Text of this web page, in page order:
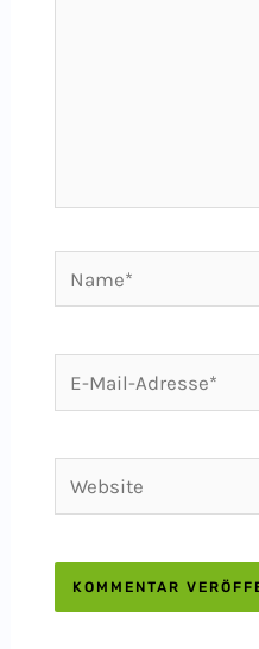
E-
Mail-
Website